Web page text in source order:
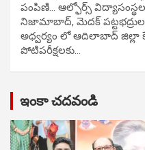
పంపిణి… ఆల్ఫోర్స్
నిజామాబాద్, మెదక్ పట్టభద్రుల
అధ్వర్యం లో ఆదిలాబాద్ జిల్లా
పోటిప‌రీక్ష‌ల‌కు…
ఇంకా చదవండి